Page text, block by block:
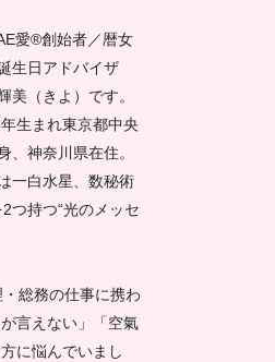
愛®︎創始者／暦女
生日アドバイザ
美（きよ）です。
生まれ東京都中央
、神奈川県在住。
一白水星、数秘術
つ持つ“光のメッセ
総務の仕事に携わ
言えない」「空氣
に悩んでいまし